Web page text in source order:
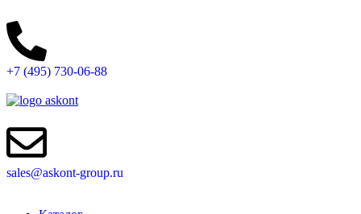
+7 (495) 730-06-88
sales@askont-group.ru